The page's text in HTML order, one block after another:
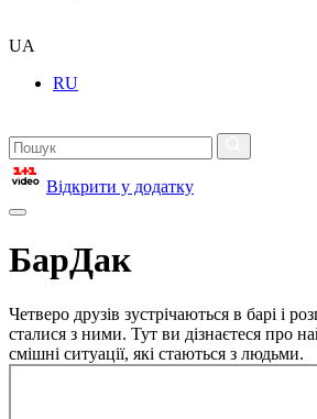
UA
RU
Відкрити у додатку
БарДак
Четверо друзів зустрічаються в барі і
сталися з ними. Тут ви дізнаєтеся про
смішні ситуації, які стаються з людьми.